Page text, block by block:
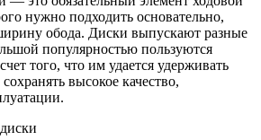
нужно подходить основательно,
обода. Диски выпускают разные
популярностью пользуются
того, что им удается удерживать
высокое качество,